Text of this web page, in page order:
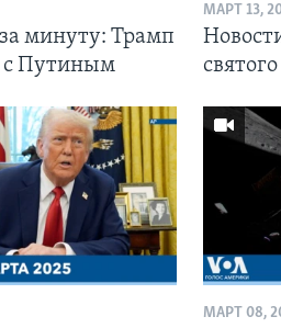
минуту: Трамп
с Путиным
МАРТ 13,
МАРТ 08,